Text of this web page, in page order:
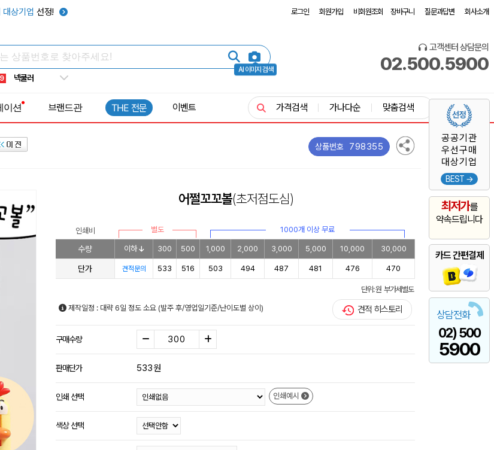
대상기업 선정! 로그인 회원가입 비회원조회 장바구니 질문과답변 회사소개
AI 이미지 검색
키캡
8 쿨토시
9 넥쿨러
1 선풍기
고객센터 상담문의
02.500.5900
공공기관
우선구매
대상기업
BEST →
최저가를
약속드립니다
카드 간편결제
상담전화
02) 500
5900
이션 브랜드관 THE 전문 이벤트 가격검색 가나다순 맞춤검색
상품번호 798355
어쩔꼬꼬볼(초저점도심)
인쇄비 별도 1000개 이상 무료
수량 이하 300 500 1,000 2,000 3,000 5,000 10,000 30,000
단가 견적문의 533 516 503 494 487 481 476 470
단위: 원 부가세별도
제작일정 : 대략 6일 정도 소요 (발주 후/영업일기준/난이도별 상이) 견적 히스토리
구매수량
판매단가 533원
인쇄 선택 인쇄예시
색상 선택